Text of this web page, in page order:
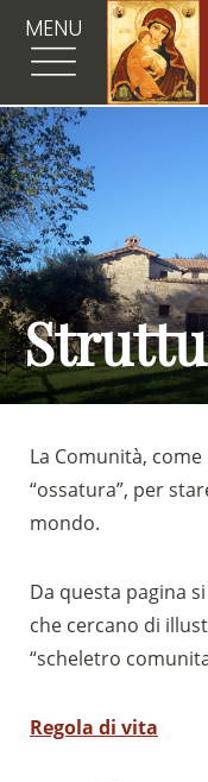
MENU
La Comunità,
“ossatura”, per
mondo.
Da questa pagina
che cercano di
“scheletro
Regola di vita